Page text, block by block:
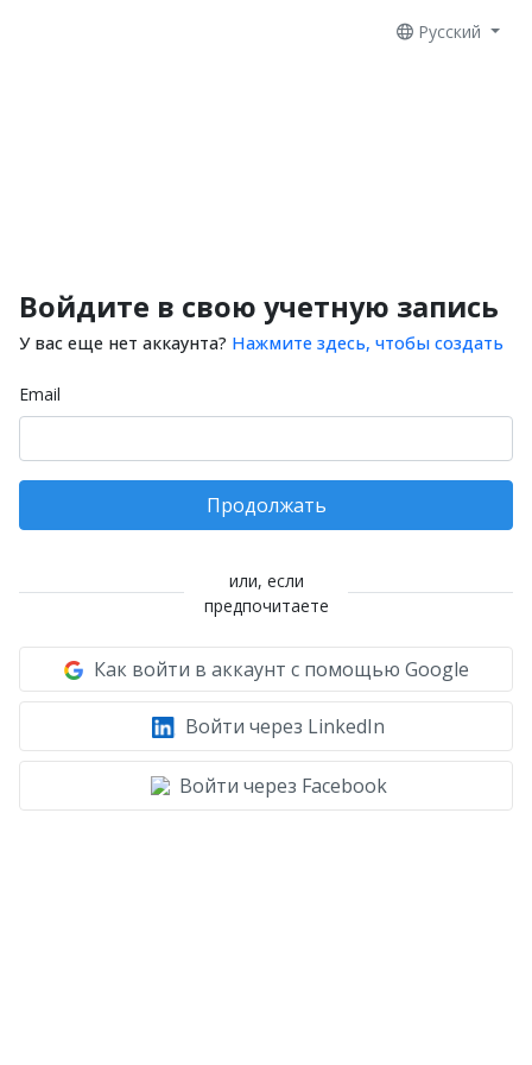
Русский
Войдите в свою учетную запись
У вас еще нет аккаунта? Нажмите здесь, чтобы создать
Email
Продолжать
или, если
предпочитаете
Как войти в аккаунт с помощью Google
Войти через LinkedIn
Войти через Facebook